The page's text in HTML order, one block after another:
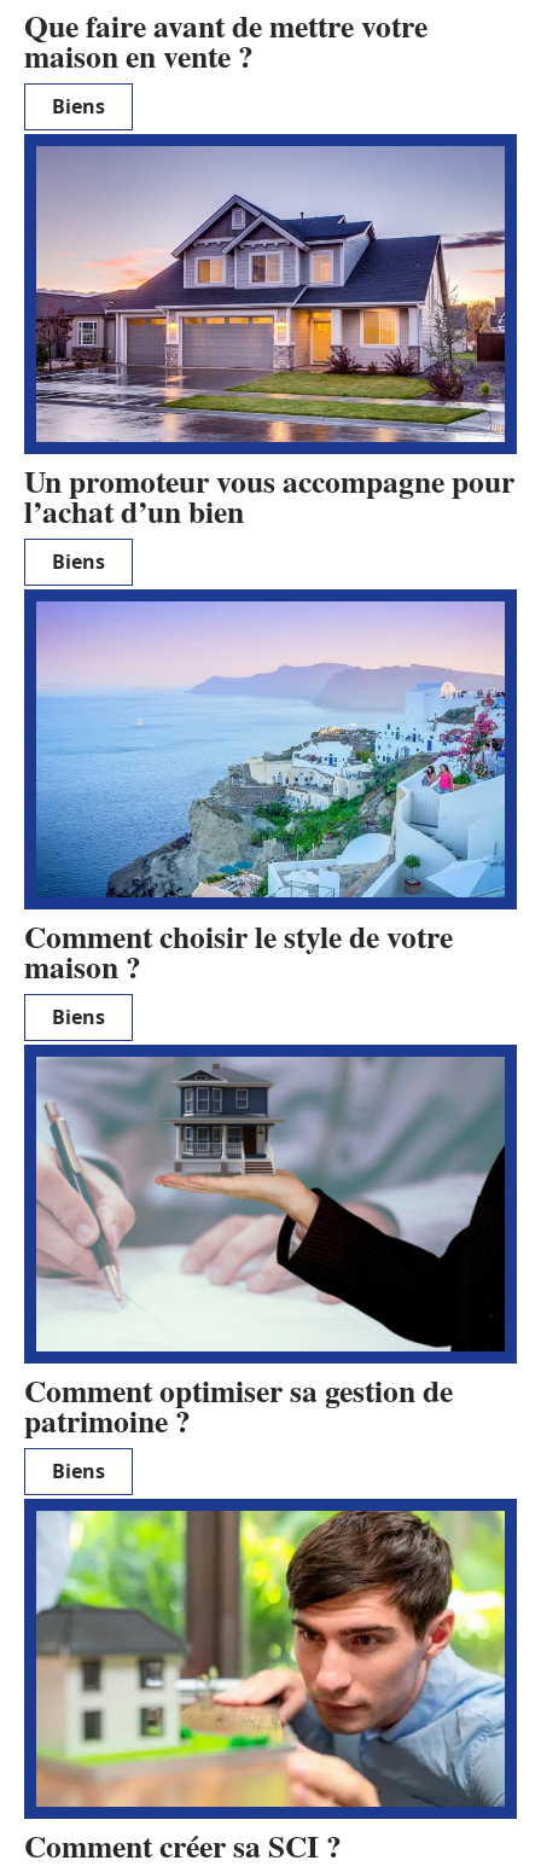
Que faire avant de mettre votre
maison en vente ?
Biens
Un promoteur vous accompagne pour
l’achat d’un bien
Biens
Comment choisir le style de votre
maison ?
Biens
Comment optimiser sa gestion de
patrimoine ?
Biens
Comment créer sa SCI ?